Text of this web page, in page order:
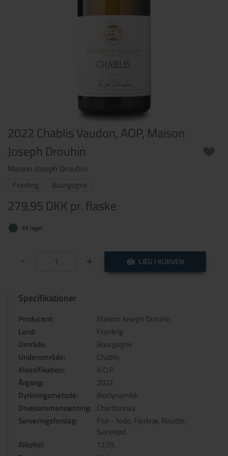
2022 Chablis Vaudon, AOP, Maison
Joseph Drouhin
Maison Joseph Drouhin
Frankrig Bourgogne
279,95 DKK pr. flaske
På lager
- + LÆG I KURVEN
Specifikationer
Producent:
Maison Joseph Drouhin
Land:
Frankrig
Område:
Bourgogne
Underområde:
Chablis
Klassifikation:
A.O.P.
Årgang:
2022
Dyrkningsmetode:
Biodynamisk
Druesammensætning: Chardonnay
Serveringsforslag:
Fisk - fede, Fjerkræ, Risotto,
Svinekød
Alkohol:
12,5%